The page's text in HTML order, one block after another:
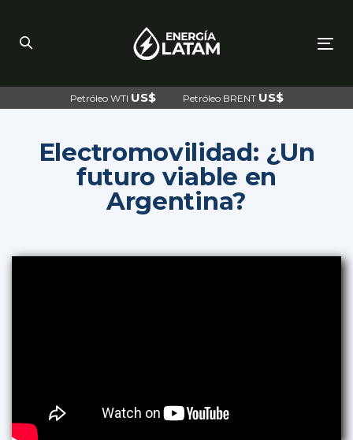
primary
navigation
content
Petróleo WTI US$ Petróleo BRENT US$
Electromovilidad: ¿Un
futuro viable en
Argentina?
navigation